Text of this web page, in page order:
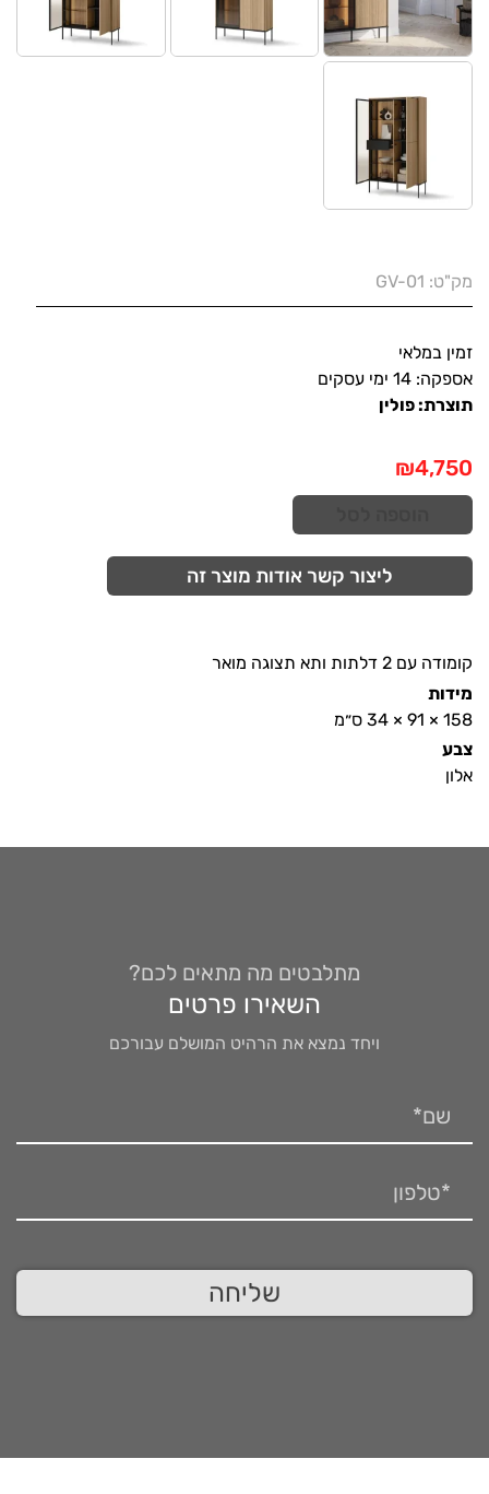
מק"ט: GV-01
זמין במלאי
אספקה: 14 ימי עסקים
תוצרת: פולין
₪4,750
ליצור קשר אודות מוצר זה
קומודה עם 2 דלתות ותא תצוגה מואר
מידות
158 × 91 × 34 ס״מ
צבע
אלון
מתלבטים מה מתאים לכם?
השאירו פרטים
ויחד נמצא את הרהיט המושלם עבורכם
שליחה